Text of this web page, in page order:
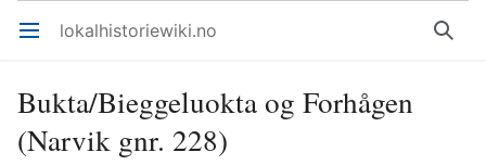
Åpne hovedmenyen lokalhistoriewiki.no Søk
Bukta/Bieggeluokta og Forhågen
(Narvik gnr. 228)